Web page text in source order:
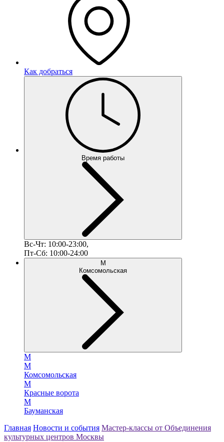
Как добраться
Время работы
Вс-Чт: 10:00-23:00,
Пт-Сб: 10:00-24:00
М
Комсомольская
М
М
Комсомольская
М
Красные ворота
М
Бауманская
Главная Новости и события Мастер-классы от Объединения
культурных центров Москвы